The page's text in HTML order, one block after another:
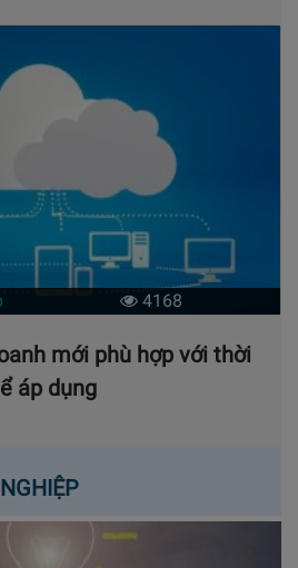
4168
mới phù hợp với thời
áp dụng